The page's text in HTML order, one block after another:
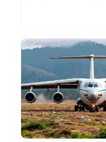
01 апреля 2025, 07:51